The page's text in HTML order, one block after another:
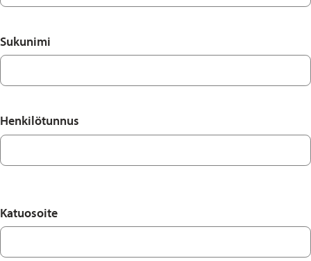
Sukunimi
Henkilötunnus
Katuosoite